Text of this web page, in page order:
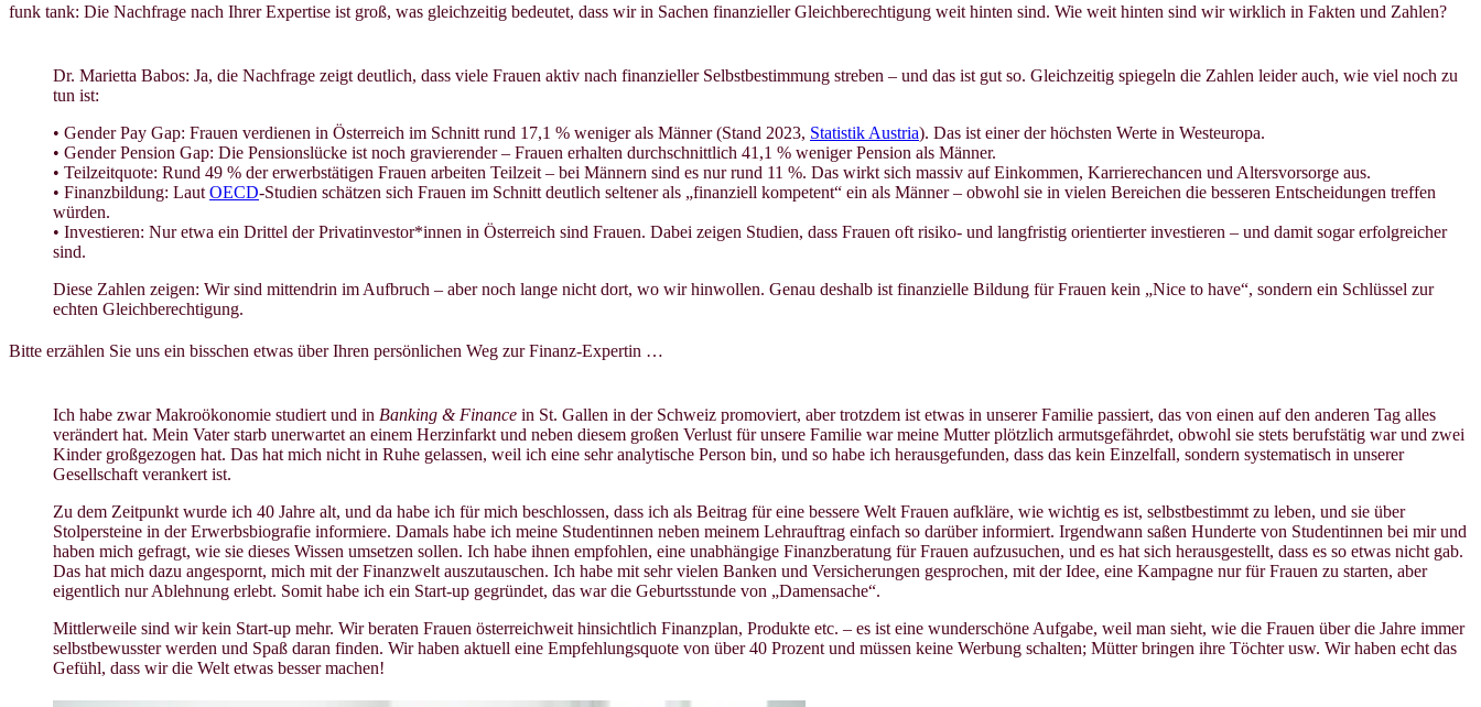
funk tank: Die Nachfrage nach Ihrer Expertise ist groß, was gleichzeitig bedeutet, dass wir in Sachen finanzieller Gleichberechtigung weit hinten sind. Wie weit hinten sind wir wirklich in Fakten und Zahlen?
Dr. Marietta Babos: Ja, die Nachfrage zeigt deutlich, dass viele Frauen aktiv nach finanzieller Selbstbestimmung streben – und das ist gut so. Gleichzeitig spiegeln die Zahlen leider auch, wie viel noch zu
tun ist:
• Gender Pay Gap: Frauen verdienen in Österreich im Schnitt rund 17,1 % weniger als Männer (Stand 2023, Statistik Austria). Das ist einer der höchsten Werte in Westeuropa.
• Gender Pension Gap: Die Pensionslücke ist noch gravierender – Frauen erhalten durchschnittlich 41,1 % weniger Pension als Männer.
• Teilzeitquote: Rund 49 % der erwerbstätigen Frauen arbeiten Teilzeit – bei Männern sind es nur rund 11 %. Das wirkt sich massiv auf Einkommen, Karrierechancen und Altersvorsorge aus.
• Finanzbildung: Laut OECD-Studien schätzen sich Frauen im Schnitt deutlich seltener als „finanziell kompetent“ ein als Männer – obwohl sie in vielen Bereichen die besseren Entscheidungen treffen
würden.
• Investieren: Nur etwa ein Drittel der Privatinvestor*innen in Österreich sind Frauen. Dabei zeigen Studien, dass Frauen oft risiko- und langfristig orientierter investieren – und damit sogar erfolgreicher
sind.
Diese Zahlen zeigen: Wir sind mittendrin im Aufbruch – aber noch lange nicht dort, wo wir hinwollen. Genau deshalb ist finanzielle Bildung für Frauen kein „Nice to have“, sondern ein Schlüssel zur
echten Gleichberechtigung.
Bitte erzählen Sie uns ein bisschen etwas über Ihren persönlichen Weg zur Finanz-Expertin …
Ich habe zwar Makroökonomie studiert und in Banking & Finance in St. Gallen in der Schweiz promoviert, aber trotzdem ist etwas in unserer Familie passiert, das von einen auf den anderen Tag alles
verändert hat. Mein Vater starb unerwartet an einem Herzinfarkt und neben diesem großen Verlust für unsere Familie war meine Mutter plötzlich armutsgefährdet, obwohl sie stets berufstätig war und zwei
Kinder großgezogen hat. Das hat mich nicht in Ruhe gelassen, weil ich eine sehr analytische Person bin, und so habe ich herausgefunden, dass das kein Einzelfall, sondern systematisch in unserer
Gesellschaft verankert ist.
Zu dem Zeitpunkt wurde ich 40 Jahre alt, und da habe ich für mich beschlossen, dass ich als Beitrag für eine bessere Welt Frauen aufkläre, wie wichtig es ist, selbstbestimmt zu leben, und sie über
Stolpersteine in der Erwerbsbiografie informiere. Damals habe ich meine Studentinnen neben meinem Lehrauftrag einfach so darüber informiert. Irgendwann saßen Hunderte von Studentinnen bei mir und
haben mich gefragt, wie sie dieses Wissen umsetzen sollen. Ich habe ihnen empfohlen, eine unabhängige Finanzberatung für Frauen aufzusuchen, und es hat sich herausgestellt, dass es so etwas nicht gab.
Das hat mich dazu angespornt, mich mit der Finanzwelt auszutauschen. Ich habe mit sehr vielen Banken und Versicherungen gesprochen, mit der Idee, eine Kampagne nur für Frauen zu starten, aber
eigentlich nur Ablehnung erlebt. Somit habe ich ein Start-up gegründet, das war die Geburtsstunde von „Damensache“.
Mittlerweile sind wir kein Start-up mehr. Wir beraten Frauen österreichweit hinsichtlich Finanzplan, Produkte etc. – es ist eine wunderschöne Aufgabe, weil man sieht, wie die Frauen über die Jahre immer
selbstbewusster werden und Spaß daran finden. Wir haben aktuell eine Empfehlungsquote von über 40 Prozent und müssen keine Werbung schalten; Mütter bringen ihre Töchter usw. Wir haben echt das
Gefühl, dass wir die Welt etwas besser machen!